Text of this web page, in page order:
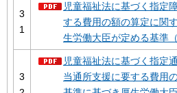
3
1
児童福祉法に基づく指定
する費用の額の算定に関
生労働大臣が定める基準
3
児童福祉法に基づく指定
当通所支援に要する費用